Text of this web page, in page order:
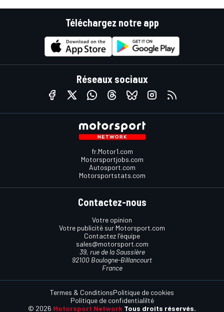
Téléchargez notre app
Réseaux sociaux
fr.Motor1.com
Motorsportjobs.com
Autosport.com
Motorsportstats.com
Contactez-nous
Votre opinion
Votre publicité sur Motorsport.com
Contactez l'équipe
sales@motorsport.com
39, rue de la Saussière
92100 Boulogne-Billancourt
France
© 2026 Motorsport Network Tous droits réservés.
Termes & ConditionsPolitique de cookies
Politique de confidentialilté